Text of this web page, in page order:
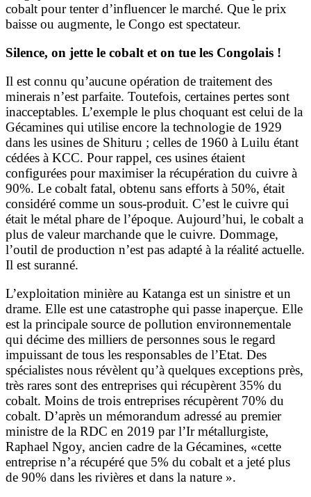
cobalt pour tenter d’influencer le marché. Que le prix
baisse ou augmente, le Congo est spectateur.
Silence, on jette le cobalt et on tue les Congolais !
Il est connu qu’aucune opération de traitement des
minerais n’est parfaite. Toutefois, certaines pertes sont
inacceptables. L’exemple le plus choquant est celui de la
Gécamines qui utilise encore la technologie de 1929
dans les usines de Shituru ; celles de 1960 à Luilu étant
cédées à KCC. Pour rappel, ces usines étaient
configurées pour maximiser la récupération du cuivre à
90%. Le cobalt fatal, obtenu sans efforts à 50%, était
considéré comme un sous-produit. C’est le cuivre qui
était le métal phare de l’époque. Aujourd’hui, le cobalt a
plus de valeur marchande que le cuivre. Dommage,
l’outil de production n’est pas adapté à la réalité actuelle.
Il est suranné.
L’exploitation minière au Katanga est un sinistre et un
drame. Elle est une catastrophe qui passe inaperçue. Elle
est la principale source de pollution environnementale
qui décime des milliers de personnes sous le regard
impuissant de tous les responsables de l’Etat. Des
spécialistes nous révèlent qu’à quelques exceptions près,
très rares sont des entreprises qui récupèrent 35% du
cobalt. Moins de trois entreprises récupèrent 70% du
cobalt. D’après un mémorandum adressé au premier
ministre de la RDC en 2019 par l’Ir métallurgiste,
Raphael Ngoy, ancien cadre de la Gécamines, «cette
entreprise n’a récupéré que 5% du cobalt et a jeté plus
de 90% dans les rivières et dans la nature ».